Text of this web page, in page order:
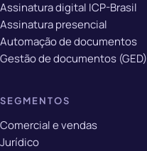
Assinatura digital ICP-Brasil
Assinatura presencial
Automação de documentos
Gestão de documentos (GED)
SEGMENTOS
Comercial e vendas
Jurídico